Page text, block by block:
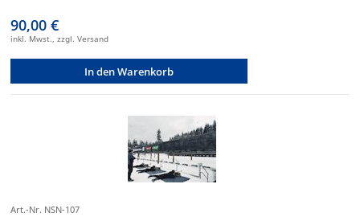
90,00 €
inkl. Mwst., zzgl. Versand
In den Warenkorb
Art.-Nr. NSN-107